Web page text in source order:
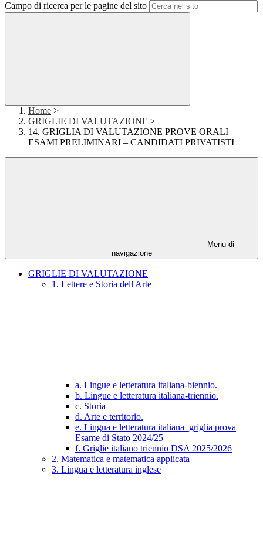
Campo di ricerca per le pagine del sito
Home >
GRIGLIE DI VALUTAZIONE >
14. GRIGLIA DI VALUTAZIONE PROVE ORALI
ESAMI PRELIMINARI – CANDIDATI PRIVATISTI
Menu di
navigazione
GRIGLIE DI VALUTAZIONE
1. Lettere e Storia dell'Arte
a. Lingue e letteratura italiana-biennio.
b. Lingue e letteratura italiana-triennio.
c. Storia
d. Arte e territorio.
e. Lingua e letteratura italiana_griglia prova
Esame di Stato 2024/25
f. Griglie italiano triennio DSA 2025/2026
2. Matematica e matematica applicata
3. Lingua e letteratura inglese